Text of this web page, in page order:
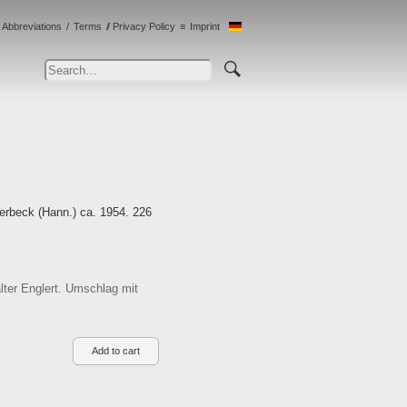
Abbreviations Terms Privacy Policy Imprint
(Hann.) ca. 1954. 226
Englert. Umschlag mit